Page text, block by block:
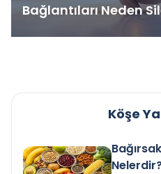
Bağlantıları Neden
Köşe